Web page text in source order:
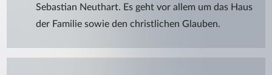
Sebastian Neuthart. Es geht vor allem um das Haus
der Familie sowie den christlichen Glauben.